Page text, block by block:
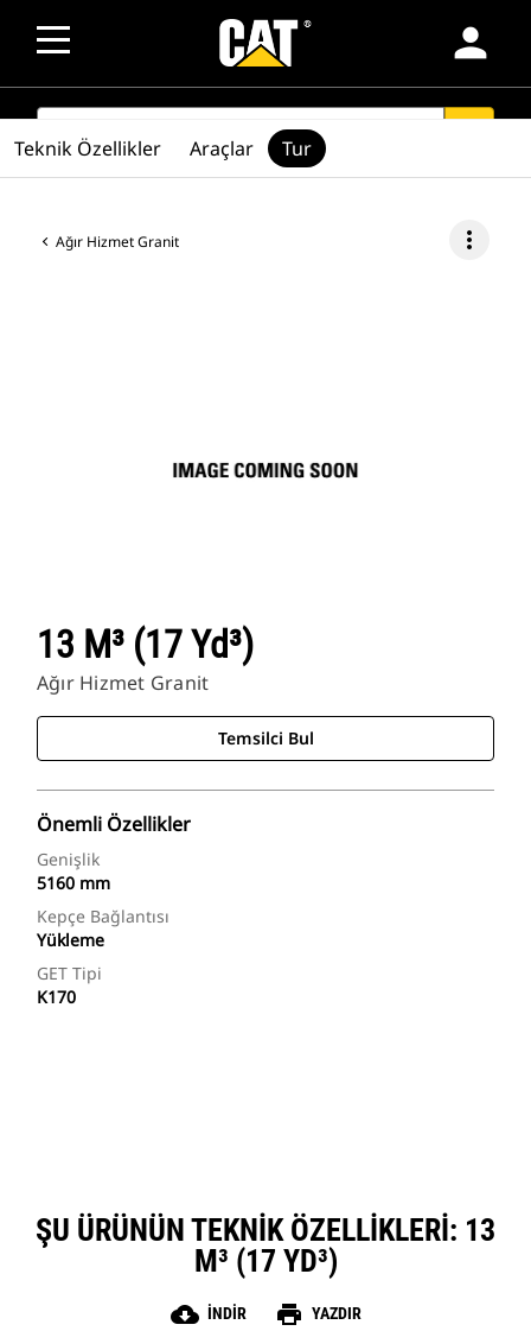
person
SEARCH
Ağır Hizmet Granit more_vert
13 M³ (17 Yd³)
Ağır Hizmet Granit
Temsilci Bul
Önemli Özellikler
Genişlik
5160 mm
Kepçe Bağlantısı
Yükleme
GET Tipi
K170
Teknik Özellikler Araçlar Tur
ŞU ÜRÜNÜN TEKNIK ÖZELLIKLERI: 13
M³ (17 YD³)
cloud_download İNDIR print YAZDIR